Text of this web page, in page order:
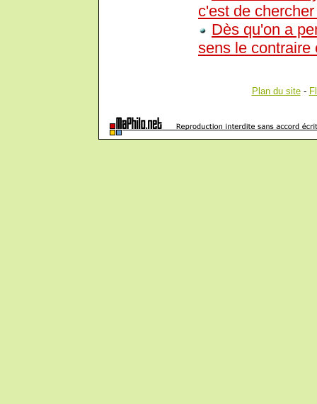
c'est de
Dès qu'on a
sens le contraire
Plan du site-